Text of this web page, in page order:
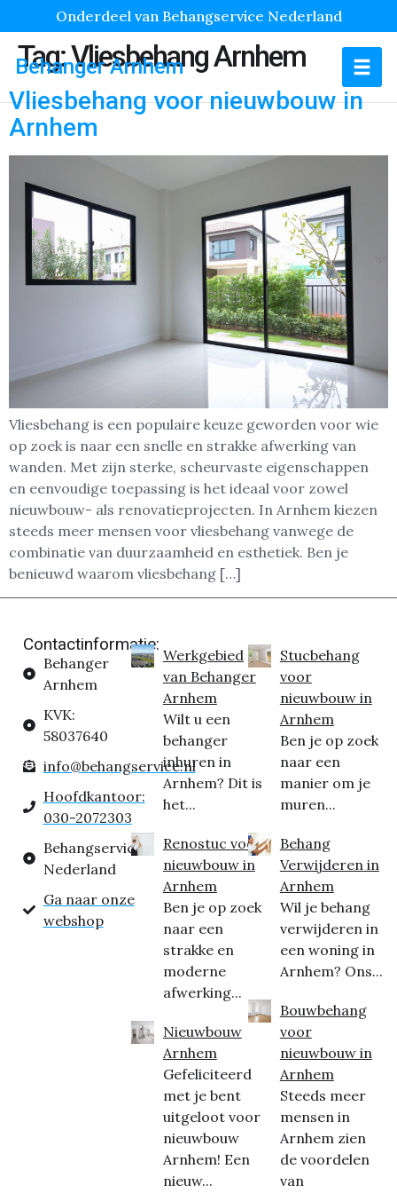
Onderdeel van Behangservice Nederland
Behanger Arnhem
Tag:Vliesbehang Arnhem
Vliesbehang voor nieuwbouw in
Arnhem
Vliesbehang is een populaire keuze geworden voor wie
op zoek is naar een snelle en strakke afwerking van
wanden. Met zijn sterke, scheurvaste eigenschappen
en eenvoudige toepassing is het ideaal voor zowel
nieuwbouw- als renovatieprojecten. In Arnhem kiezen
steeds meer mensen voor vliesbehang vanwege de
combinatie van duurzaamheid en esthetiek. Ben je
benieuwd waarom vliesbehang […]
Contactinformatie:
Behanger
Arnhem
KVK:
58037640
info@behangservice.nl
Hoofdkantoor:
030-2072303
Behangservice
Nederland
Ga naar onze
webshop
Werkgebied
van Behanger
Arnhem
Wilt u een
behanger
inhuren in
Arnhem? Dit is
het...
Renostuc voor
nieuwbouw in
Arnhem
Ben je op zoek
naar een
strakke en
moderne
afwerking...
Nieuwbouw
Arnhem
Gefeliciteerd
met je bent
uitgeloot voor
nieuwbouw
Arnhem! Een
nieuw...
Stucbehang
voor
nieuwbouw in
Arnhem
Ben je op zoek
naar een
manier om je
muren...
Behang
Verwijderen in
Arnhem
Wil je behang
verwijderen in
een woning in
Arnhem? Ons...
Bouwbehang
voor
nieuwbouw in
Arnhem
Steeds meer
mensen in
Arnhem zien
de voordelen
van